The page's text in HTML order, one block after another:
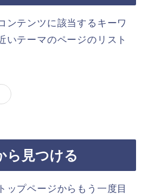
ンテンツに該当するキーワ
いテーマのページのリスト
ら見つける
ップページからもう一度目